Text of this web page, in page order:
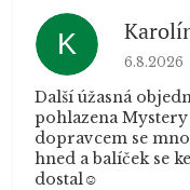
K
6.8.2026
Další úžasná
pohlazena
dopravcem se
hned a balíček se
dostal☺️